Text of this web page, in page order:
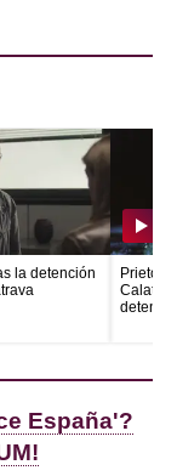
la detención
Prieto
España'?